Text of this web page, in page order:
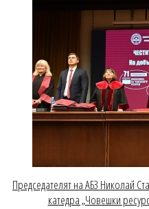
Председателят на АБЗ Николай
катедра „Човешки